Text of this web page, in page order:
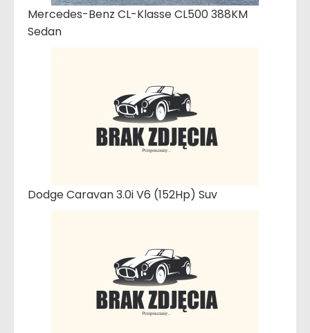
Mercedes-Benz CL-Klasse CL500 388KM
Sedan
Dodge Caravan 3.0i V6 (152Hp) Suv